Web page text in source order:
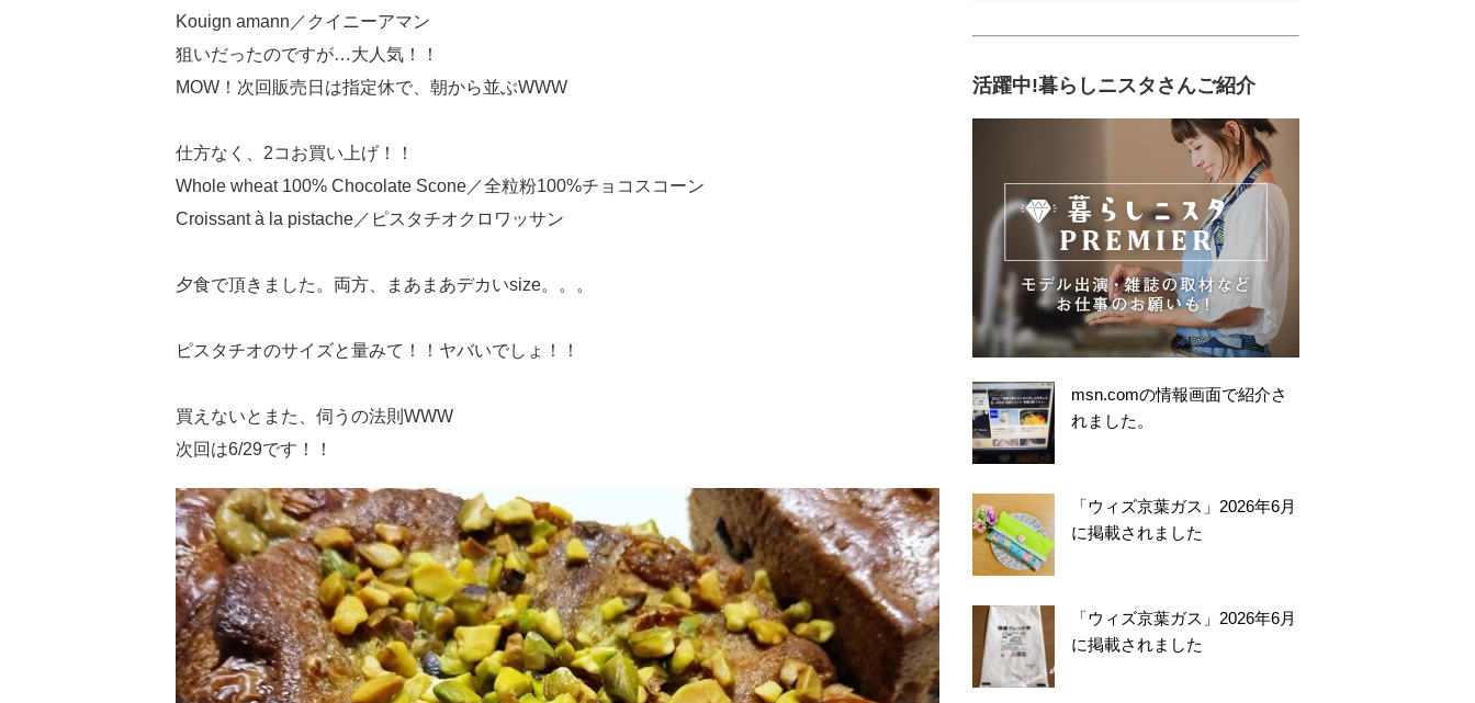
Kouign amann／クイニーアマン
狙いだったのですが…大人気！！
MOW！次回販売日は指定休で、朝から並ぶWWW
仕方なく、2コお買い上げ！！
Whole wheat 100% Chocolate Scone／全粒粉100%チョコスコーン
Croissant à la pistache／ピスタチオクロワッサン
夕食で頂きました。両方、まあまあデカいsize。。。
ピスタチオのサイズと量みて！！ヤバいでしょ！！
買えないとまた、伺うの法則WWW
次回は6/29です！！
活躍中!暮らしニスタさんご紹介
msn.comの情報画面で紹介さ
れました。
「ウィズ京葉ガス」2026年6月
に掲載されました
「ウィズ京葉ガス」2026年6月
に掲載されました